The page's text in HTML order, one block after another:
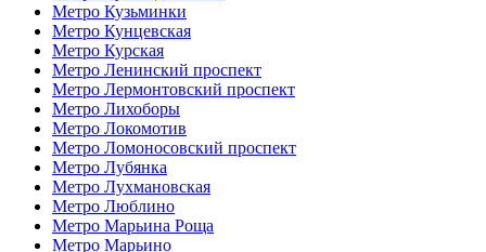
Метро Кузьминки
Метро Кунцевская
Метро Курская
Метро Ленинский проспект
Метро Лермонтовский проспект
Метро Лихоборы
Метро Локомотив
Метро Ломоносовский проспект
Метро Лубянка
Метро Лухмановская
Метро Люблино
Метро Марьина Роща
Метро Марьино